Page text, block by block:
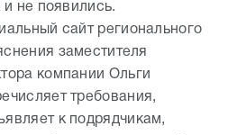
и не появились.
сайт регионального
заместителя
компании Ольги
требования,
к подрядчикам,